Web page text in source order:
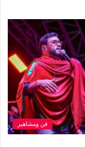
فن ومشاهير